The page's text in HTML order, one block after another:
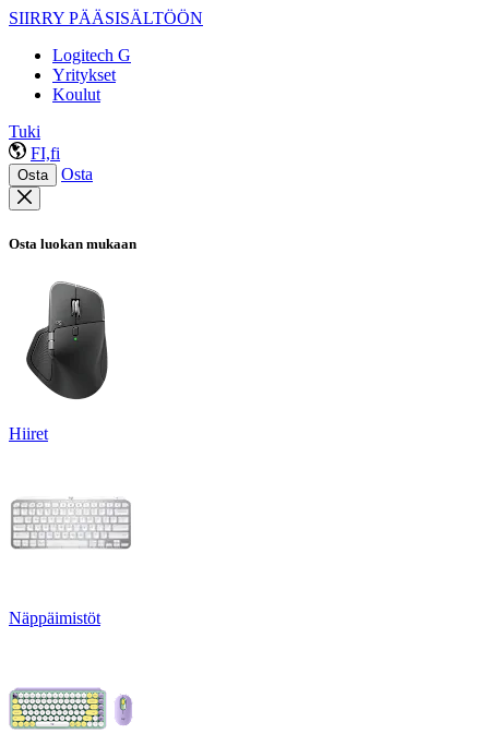
SIIRRY PÄÄSISÄLTÖÖN
Logitech G
Yritykset
Koulut
Tuki
FI,fi
Osta Osta
Osta luokan mukaan
Hiiret
Näppäimistöt